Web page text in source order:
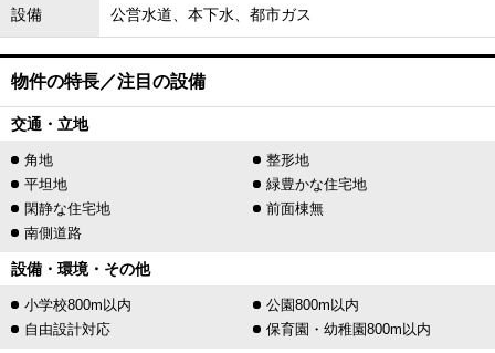
設備 公営水道、本下水、都市ガス
物件の特長／注目の設備
交通・立地
角地
整形地
平坦地
緑豊かな住宅地
閑静な住宅地
前面棟無
南側道路
設備・環境・その他
小学校800m以内
公園800m以内
自由設計対応
保育園・幼稚園800m以内